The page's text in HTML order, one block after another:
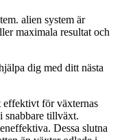
alien system är
maximala resultat och
dig med ditt nästa
effektivt för växternas
snabbare tillväxt.
Dessa slutna